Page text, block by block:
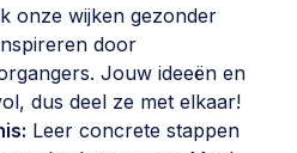
onze wijken gezonder
door
Jouw ideeën en
dus deel ze met elkaar!
Leer concrete stappen